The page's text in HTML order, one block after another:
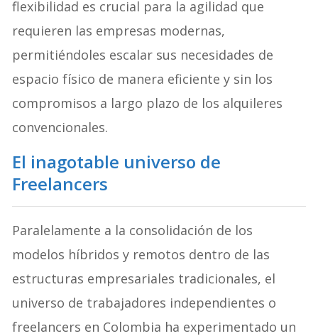
flexibilidad es crucial para la agilidad que
requieren las empresas modernas,
permitiéndoles escalar sus necesidades de
espacio físico de manera eficiente y sin los
compromisos a largo plazo de los alquileres
convencionales.
El inagotable universo de
Freelancers
Paralelamente a la consolidación de los
modelos híbridos y remotos dentro de las
estructuras empresariales tradicionales, el
universo de trabajadores independientes o
freelancers en Colombia ha experimentado un